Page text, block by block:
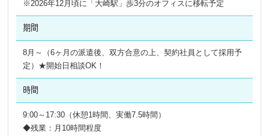
※2026年12月頃に「大崎駅」歩3分のオフィスに移転予定
期間
8月～（6ヶ月の派遣後、双方合意の上、契約社員として採用予
定）★開始日相談OK！
時間
9:00～17:30（休憩1時間、実働7.5時間）
◆残業：月10時間程度